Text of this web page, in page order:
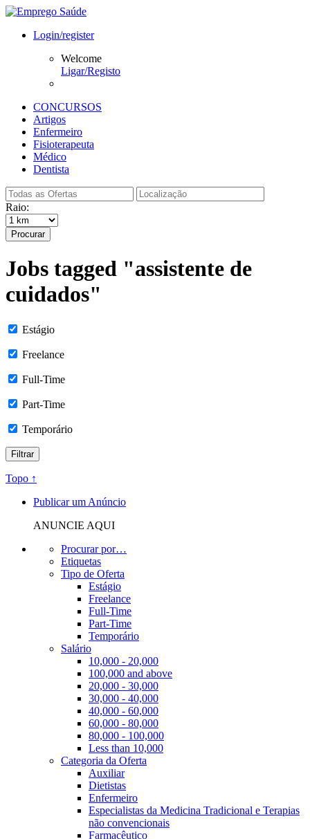
Login/register
Welcome
Ligar/Registo
CONCURSOS
Artigos
Enfermeiro
Fisioterapeuta
Médico
Dentista
Raio:
Procurar
Jobs tagged "assistente de
cuidados"
Estágio
Freelance
Full-Time
Part-Time
Temporário
Topo ↑
Publicar um Anúncio
ANUNCIE AQUI
Procurar por…
Etiquetas
Tipo de Oferta
Estágio
Freelance
Full-Time
Part-Time
Temporário
Salário
10,000 - 20,000
100,000 and above
20,000 - 30,000
30,000 - 40,000
40,000 - 60,000
60,000 - 80,000
80,000 - 100,000
Less than 10,000
Categoria da Oferta
Auxiliar
Dietistas
Enfermeiro
Especialistas da Medicina Tradicional e Terapias
não convencionais
Farmacêutico